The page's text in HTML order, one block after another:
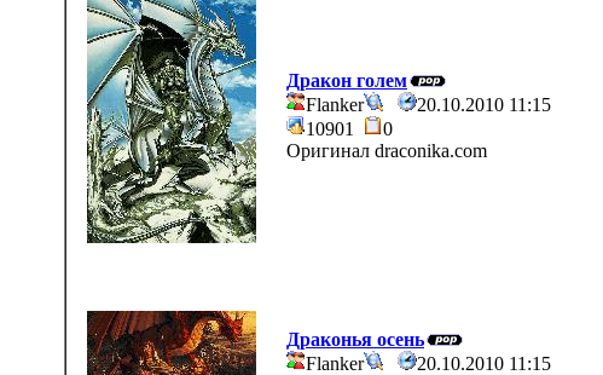
Дракон голем
Flanker
20.10.2010 11:15
10901
0
Оригинал draconika.com
Драконья осень
Flanker
20.10.2010 11:15